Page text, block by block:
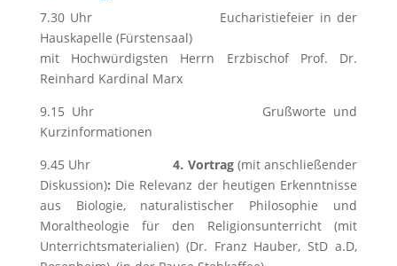
7.30 Uhr Eucharistiefeier in der
Hauskapelle (Fürstensaal)
mit Hochwürdigsten Herrn Erzbischof Prof. Dr.
Reinhard Kardinal Marx
9.15 Uhr Grußworte und
Kurzinformationen
9.45 Uhr4. Vortrag(mit anschließender
Diskussion): Die Relevanz der heutigen Erkenntnisse
aus Biologie, naturalistischer Philosophie und
Moraltheologie für den Religionsunterricht (mit
Unterrichtsmaterialien) (Dr. Franz Hauber, StD a.D,